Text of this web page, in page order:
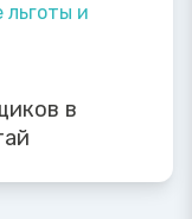
льготы и
в